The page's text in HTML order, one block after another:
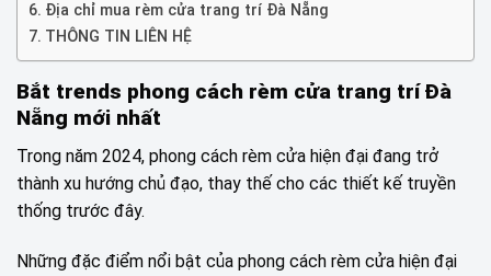
Địa chỉ mua rèm cửa trang trí Đà Nẵng
THÔNG TIN LIÊN HỆ
Bắt trends phong cách rèm cửa trang trí Đà
Nẵng mới nhất
Trong năm 2024, phong cách rèm cửa hiện đại đang trở
thành xu hướng chủ đạo, thay thế cho các thiết kế truyền
thống trước đây.
Những đặc điểm nổi bật của phong cách rèm cửa hiện đại